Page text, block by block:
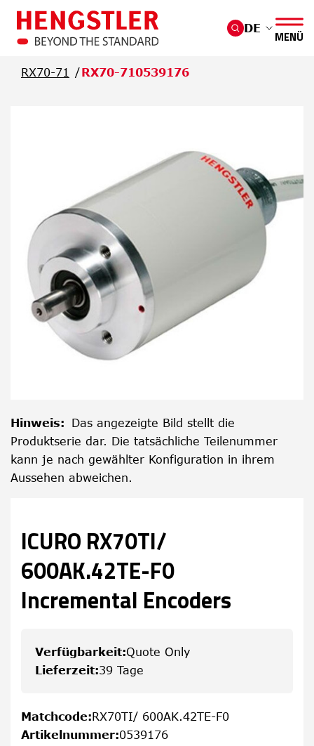
Überspringen Sie zum Hauptmenü
DE
MENÜ
RX70-71 RX70-710539176
Hinweis: Das angezeigte Bild stellt die
Produktserie dar. Die tatsächliche Teilenummer
kann je nach gewählter Konfiguration in ihrem
Aussehen abweichen.
ICURO RX70TI/
600AK.42TE-F0
Incremental Encoders
Verfügbarkeit:Quote Only
Lieferzeit:39 Tage
Matchcode:RX70TI/ 600AK.42TE-F0
Artikelnummer:0539176